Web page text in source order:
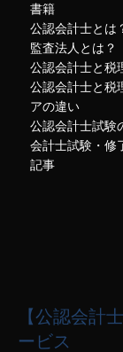
書籍
公認会計士とは
監査法人とは？
公認会計士と税
公認会計士と税
アの違い
公認会計士試験
会計士試験・修
記事
【公認会計
ービス